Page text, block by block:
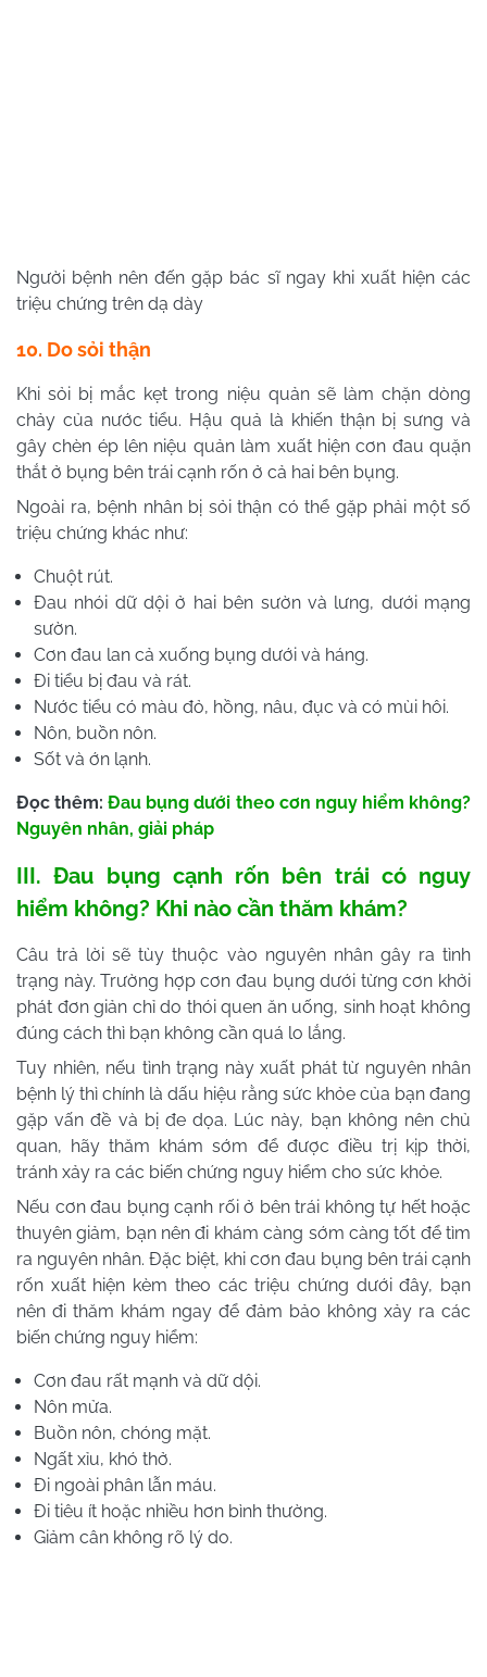
Người bệnh nên đến gặp bác sĩ ngay khi xuất hiện các
triệu chứng trên dạ dày
10. Do sỏi thận
Khi sỏi bị mắc kẹt trong niệu quản sẽ làm chặn dòng
chảy của nước tiểu. Hậu quả là khiến thận bị sưng và
gây chèn ép lên niệu quản làm xuất hiện cơn đau quặn
thắt ở bụng bên trái cạnh rốn ở cả hai bên bụng.
Ngoài ra, bệnh nhân bị sỏi thận có thể gặp phải một số
triệu chứng khác như:
Chuột rút.
Đau nhói dữ dội ở hai bên sườn và lưng, dưới mạng
sườn.
Cơn đau lan cả xuống bụng dưới và háng.
Đi tiểu bị đau và rát.
Nước tiểu có màu đỏ, hồng, nâu, đục và có mùi hôi.
Nôn, buồn nôn.
Sốt và ớn lạnh.
Đọc thêm:Đau bụng dưới theo cơn nguy hiểm không?
Nguyên nhân, giải pháp
III. Đau bụng cạnh rốn bên trái có nguy
hiểm không? Khi nào cần thăm khám?
Câu trả lời sẽ tùy thuộc vào nguyên nhân gây ra tình
trạng này.Trường hợp cơn đau bụng dưới từng cơn khởi
phát đơn giản chỉ do thói quen ăn uống, sinh hoạt không
đúng cách thì bạn không cần quá lo lắng.
Tuy nhiên, nếu tình trạng này xuất phát từ nguyên nhân
bệnh lý thì chính là dấu hiệu rằng sức khỏe của bạn đang
gặp vấn đề và bị đe dọa. Lúc này, bạn không nên chủ
quan, hãy thăm khám sớm để được điều trị kịp thời,
tránh xảy ra các biến chứng nguy hiểm cho sức khỏe.
Nếu cơn đau bụng cạnh rối ở bên trái không tự hết hoặc
thuyên giảm, bạn nên đi khám càng sớm càng tốt để tìm
ra nguyên nhân. Đặc biệt, khi cơn đau bụng bên trái cạnh
rốn xuất hiện kèm theo các triệu chứng dưới đây, bạn
nên đi thăm khám ngay để đảm bảo không xảy ra các
biến chứng nguy hiểm:
Cơn đau rất mạnh và dữ dội.
Nôn mửa.
Buồn nôn, chóng mặt.
Ngất xỉu, khó thở.
Đi ngoài phân lẫn máu.
Đi tiêu ít hoặc nhiều hơn bình thường.
Giảm cân không rõ lý do.